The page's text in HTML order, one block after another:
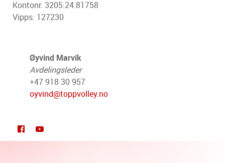
Kontonr: 3205.24.81758
Vipps: 127230
Øyvind Marvik
Avdelingsleder
+47 918 30 957
oyvind@toppvolley.no